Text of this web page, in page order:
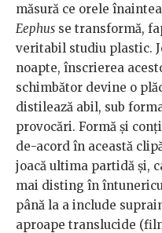
măsură ce orele
Eephus se transformă,
veritabil studiu plastic.
noapte, înscrierea
schimbător devine o
distilează abil, sub
provocări. Formă și
de-acord în această
joacă ultima partidă și,
mai disting în
până la a include
aproape translucide